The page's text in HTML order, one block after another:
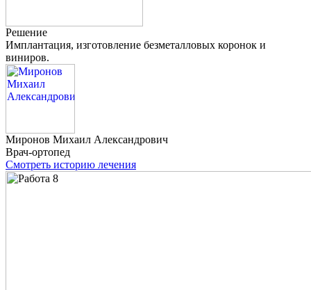
Решение
Имплантация, изготовление безметалловых коронок и
виниров.
Миронов Михаил Александрович
Врач-ортопед
Смотреть историю лечения